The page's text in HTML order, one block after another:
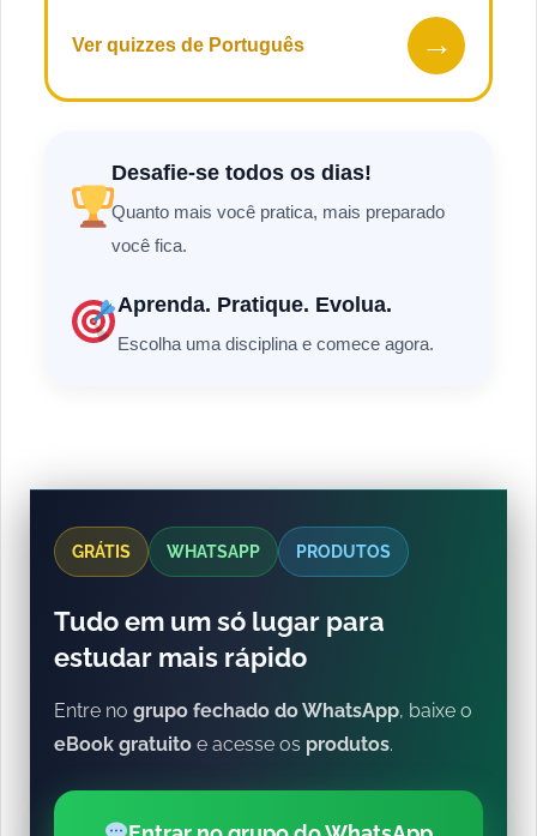
Ver quizzes de Português →
Desafie-se todos os dias!
Quanto mais você pratica, mais preparado
você fica.
Aprenda. Pratique. Evolua.
Escolha uma disciplina e comece agora.
GRÁTIS WHATSAPP PRODUTOS
Tudo em um só lugar para
estudar mais rápido
Entre no grupo fechado do WhatsApp, baixe o
eBook gratuito e acesse os produtos.